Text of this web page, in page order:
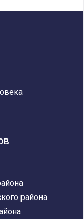
района